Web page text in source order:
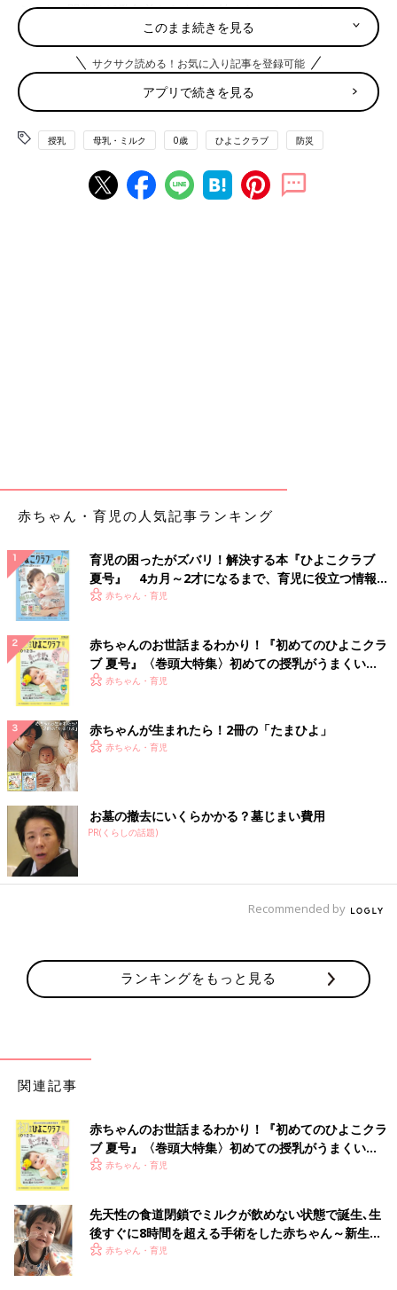
ミルクの開発は10数年前からすでに始められていました。
「海外では30～40年前から液体ミルクがありましたし、母乳の
代わりになるミルクとして液体ミルクの利便性は高い、というこ
とは以前より疑うことなく感じていました」と答えるのは食品メ
ーカー明治・マーケティング本部の田中伸一郎さん。入社以来約
20年間ミルク事業に携わってきました。
液体ミルクの開発にあたっては、多くの課題を乗り越える必要が
「お客様に『利便性』という価値を提供することで育児負担の軽
のストックもすぐなくなってしまったそうです」
なかには『清潔な水とお湯がない状況が4～5日続いた』、『蛇口
をひねったら泥水が出て哺乳びんが洗えない』など粉ミルクを作
る上で必須の水についての声もありました。実際、給水車がくる
までミルクを作れなかったという人も。
「日ごろ母乳メインで授乳しているお母さんの中には災害直後に
母乳が十分に出なくなってしまったという方がいました。どんな
状況であっても確実に赤ちゃんに授乳ができる液体ミルクの必要
性を痛感しました。」
被災したことを想定して 開発者の考えが大きく変わ
ったこと
田中さんたちが開発した乳児用液体ミルクは、240㎖入りのス
チール缶タイプ。開発当初はスチール缶のほか、アルミパウチな
ども容器候補だったそう。
「熊本地震では家の中で物がたくさん倒れました。ペットボトル
の水さえ破れてしまった。被災地でママたちの話を聞いたことに
より、どんな過酷な状況で合っても中身のミルクを守ることがで
きる頑丈な容器の選択が必須であると考えました」
日常使いを通して、 災害時の備えとなるように
2019年3月に行われた、明治の液体ミルク発売発表会では、ロ
ーリングストック方式をもちいた、液体ミルクの備蓄についての
重要性についても触れていました。
ち、いざという時にも日常生活に近い食生活を送ることができる
という考え方です。（参考：日本気象協会）
乳幼児のための液体ミルクは母乳の代替商品。栄養価が非常に高
いため、どうしても消費期限は短めになってしまいます。
だけど普段使いで液体ミルクを取り入れながら使った分だけ買い
足せば、消費期限は常に新しいものになります。
「災害時の授乳は本当に大変なので、日ごろからの備えが必要と
啓発することをメーカー自らが発信していく必要があるとも考え
ています。そのためにも、普段から乳児用液体ミルクが必要にな
ったときに購入できるという環境も必要です。コンビニや、高速
道路のSA、空港や駅中売店など、行った先々で買うことができ
このまま続きを見る
サクサク読める！お気に入り記事を登録可能
アプリで続きを見る
授乳 母乳・ミルク 0歳 ひよこクラブ 防災
赤ちゃん・育児の人気記事ランキング
育児の困ったがズバリ！解決する本『ひよこクラブ
夏号』 4カ月～2才になるまで、育児に役立つ情報が
いっぱい！
赤ちゃん・育児
赤ちゃんのお世話まるわかり！『初めてのひよこクラ
ブ 夏号』〈巻頭大特集〉初めての授乳がうまくい
く！ おっぱい・ミルクの基本と夏のトラブル 解決テ
赤ちゃん・育児
赤ちゃんが生まれたら！2冊の「たまひよ」
赤ちゃん・育児
お墓の撤去にいくらかかる？墓じまい費用
PR(くらしの話題)
Recommended by
ランキングをもっと見る
関連記事
赤ちゃんのお世話まるわかり！『初めてのひよこクラ
ブ 夏号』〈巻頭大特集〉初めての授乳がうまくい
く！ おっぱい・ミルクの基本と夏のトラブル 解決テ
赤ちゃん・育児
先天性の食道閉鎖でミルクが飲めない状態で誕生､生
後すぐに8時間を超える手術をした赤ちゃん～新生児
医療の現場から～【新生児科医･豊島勝昭】
赤ちゃん・育児